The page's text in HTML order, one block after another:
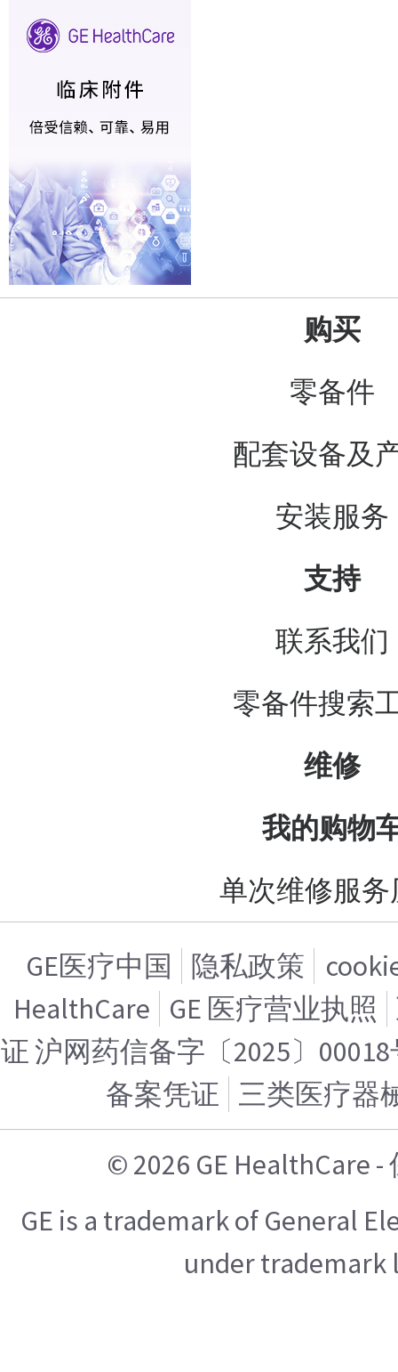
购买
零备件
配套设备及
安装服务
支持
联系我们
零备件搜索
维修
我的购物
单次维修服务
GE医疗中国 隐私政策
HealthCare GE 医疗营业执照
证 沪网药信备字〔2025〕
备案凭证 三类医疗器
© 2026 GE HealthCare
GE is a trademark of General
under trademark